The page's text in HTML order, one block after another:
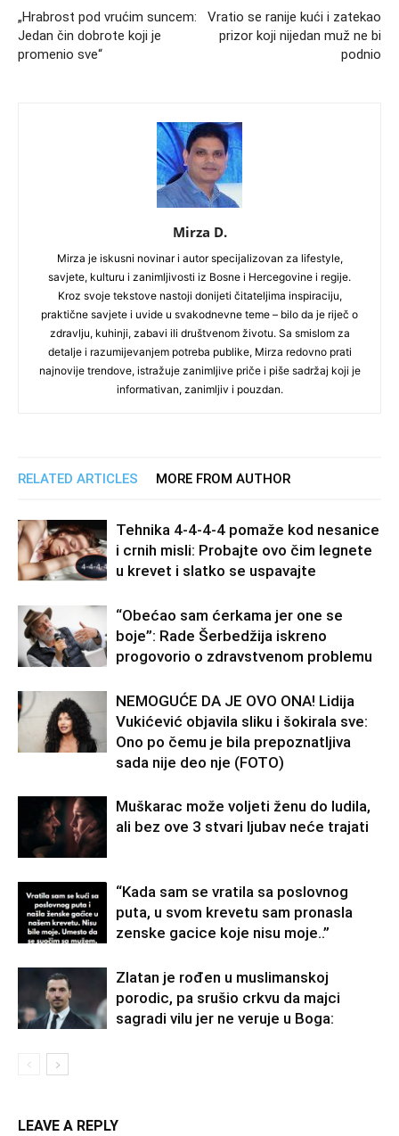
„Hrabrost pod vrućim suncem:
Jedan čin dobrote koji je
promenio sve“
Vratio se ranije kući i zatekao
prizor koji nijedan muž ne bi
podnio
Mirza D.
Mirza je iskusni novinar i autor specijalizovan za lifestyle,
savjete, kulturu i zanimljivosti iz Bosne i Hercegovine i regije.
Kroz svoje tekstove nastoji donijeti čitateljima inspiraciju,
praktične savjete i uvide u svakodnevne teme – bilo da je riječ o
zdravlju, kuhinji, zabavi ili društvenom životu. Sa smislom za
detalje i razumijevanjem potreba publike, Mirza redovno prati
najnovije trendove, istražuje zanimljive priče i piše sadržaj koji je
informativan, zanimljiv i pouzdan.
RELATED ARTICLES MORE FROM AUTHOR
Tehnika 4-4-4-4 pomaže kod nesanice
i crnih misli: Probajte ovo čim legnete
u krevet i slatko se uspavajte
“Obećao sam ćerkama jer one se
boje”: Rade Šerbedžija iskreno
progovorio o zdravstvenom problemu
NEMOGUĆE DA JE OVO ONA! Lidija
Vukićević objavila sliku i šokirala sve:
Ono po čemu je bila prepoznatljiva
sada nije deo nje (FOTO)
Muškarac može voljeti ženu do ludila,
ali bez ove 3 stvari ljubav neće trajati
“Kada sam se vratila sa poslovnog
puta, u svom krevetu sam pronasla
zenske gacice koje nisu moje..”
Zlatan je rođen u muslimanskoj
porodic, pa srušio crkvu da majci
sagradi vilu jer ne veruje u Boga:
LEAVE A REPLY